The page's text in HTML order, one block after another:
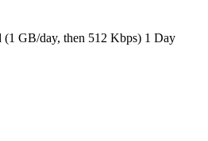
GB/day, then 512 Kbps) 1 Day